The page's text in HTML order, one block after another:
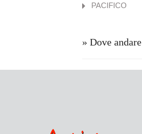
PACIFICO
» Dove andare